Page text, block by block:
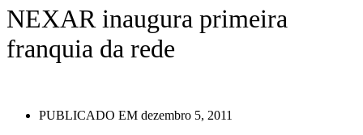
NEXAR inaugura primeira
franquia da rede
PUBLICADO EM dezembro 5, 2011